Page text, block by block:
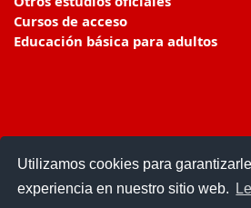
Utilizamos cookies para
experiencia en nuestro sitio web.
Cursos de acceso
Educación básica para adultos